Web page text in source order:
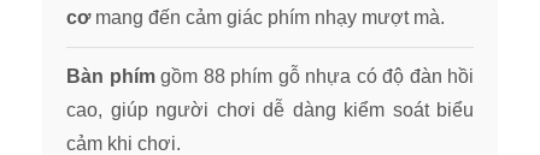
cơmang đến cảm giác phím nhạy mượt mà.
Bàn phímgồm 88 phím gỗ nhựa có độ đàn hồi
cao, giúp người chơi dễ dàng kiểm soát biểu
cảm khi chơi.